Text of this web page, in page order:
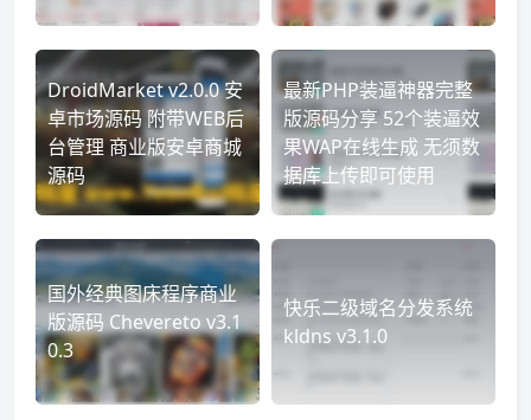
DroidMarket v2.0.0 安
卓市场源码 附带WEB后
台管理 商业版安卓商城
源码
最新PHP装逼神器完整
版源码分享 52个装逼效
果WAP在线生成 无须数
据库上传即可使用
国外经典图床程序商业
版源码 Chevereto v3.1
0.3
快乐二级域名分发系统
kldns v3.1.0